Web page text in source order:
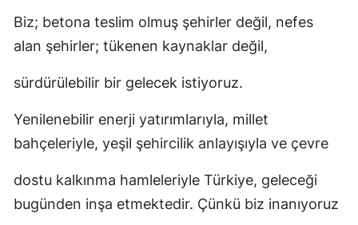
Biz; betona teslim olmuş şehirler değil, nefes
alan şehirler; tükenen kaynaklar değil,
sürdürülebilir bir gelecek istiyoruz.
Yenilenebilir enerji yatırımlarıyla, millet
bahçeleriyle, yeşil şehircilik anlayışıyla ve çevre
dostu kalkınma hamleleriyle Türkiye, geleceği
bugünden inşa etmektedir. Çünkü biz inanıyoruz